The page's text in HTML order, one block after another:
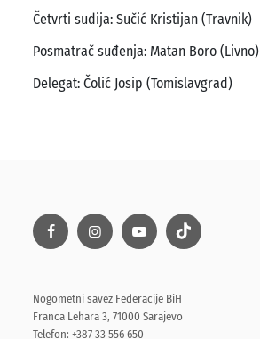
Četvrti sudija: Sučić Kristijan (Travnik)
Posmatrač suđenja: Matan Boro (Livno)
Delegat: Čolić Josip (Tomislavgrad)
Nogometni savez Federacije BiH
Franca Lehara 3, 71000 Sarajevo
Telefon: +387 33 556 650